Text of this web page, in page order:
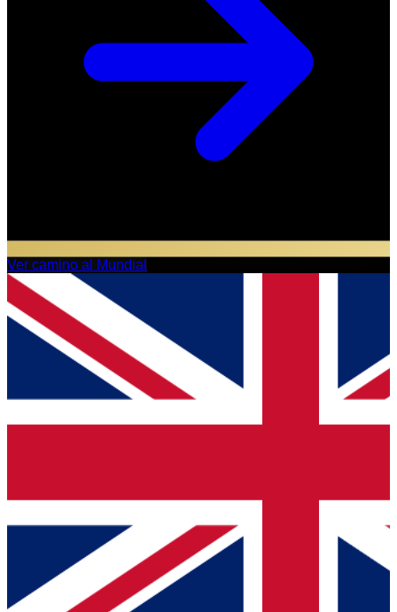
Ver camino al Mundial